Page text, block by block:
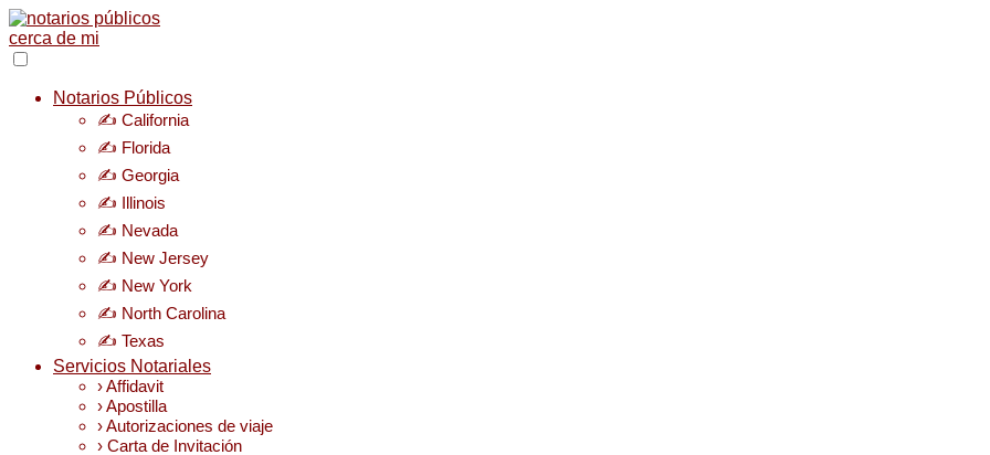
Notarios Públicos
✍️ California
✍️ Florida
✍️ Georgia
✍️ Illinois
✍️ Nevada
✍️ New Jersey
✍️ New York
✍️ North Carolina
✍️ Texas
Servicios Notariales
› Affidavit
› Apostilla
› Autorizaciones de viaje
› Carta de Invitación